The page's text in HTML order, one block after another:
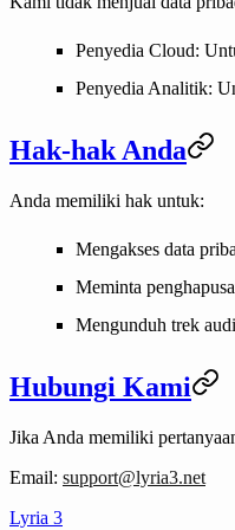
Penyedia Cloud:
Penyedia Analitik:
Hak-hak Anda
Anda memiliki hak untuk:
Mengakses data
Meminta
Mengunduh trek
Hubungi Kami
Jika Anda memiliki
Email: support@lyria3.net
Lyria 3